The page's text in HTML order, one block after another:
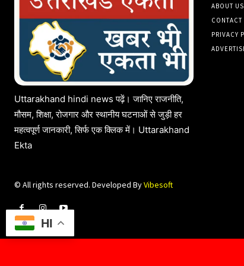
Uttarakhand hindi news पढ़ें। जानिए राजनीति,
मौसम, शिक्षा, रोजगार और स्थानीय घटनाओं से जुड़ी हर
महत्वपूर्ण जानकारी, सिर्फ एक क्लिक में। Uttarakhand
Ekta
© All rights reserved. Developed ByVibesoft
ABOUT US
CONTACT
PRIVACY
HI